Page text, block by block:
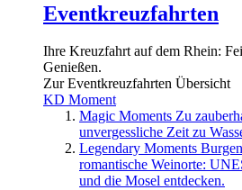
Eventkreuzfahrten
Ihre Kreuzfahrt auf dem Rhein:
Genießen.
Zur Eventkreuzfahrten Übersicht
KD Moment
Magic Moments Zu
unvergessliche Zeit zu
Legendary Moments
romantische Weinorte:
und die Mosel entdecken.